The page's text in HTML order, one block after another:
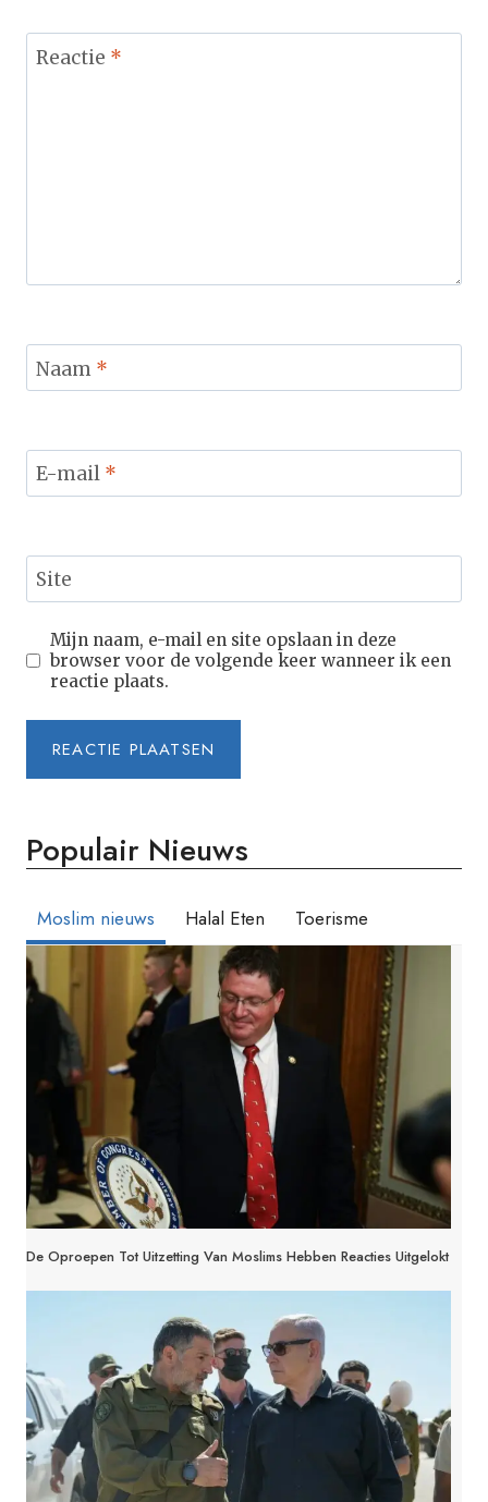
Reactie *
Naam *
E-mail *
Site
Mijn naam, e-mail en site opslaan in deze
browser voor de volgende keer wanneer ik een
reactie plaats.
Populair Nieuws
Moslim nieuws Halal Eten Toerisme
De Oproepen Tot Uitzetting Van Moslims Hebben Reacties Uitgelokt